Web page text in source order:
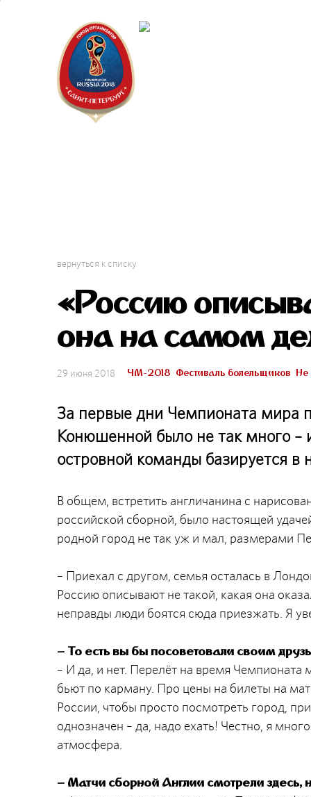
вернуться к списку
«Россию
она на самом
29 июня 2018 ЧМ-2018 Фестиваль болельщиков Не
За первые дни Чемпионата мира
Конюшенной было не так много –
островной команды базируется
В общем, встретить англичанина с
российской сборной, было настоящей
родной город не так уж и мал, размерами
– Приехал с другом, семья осталась в
Россию описывают не такой, какая она
неправды люди боятся сюда приезжать. Я
– То есть вы бы посоветовали своим
– И да, и нет. Перелёт на время
бьют по карману. Про цены на билеты на
России, чтобы просто посмотреть город,
однозначен – да, надо ехать! Честно, я
атмосфера.
– Матчи сборной Англии смотрели здесь,